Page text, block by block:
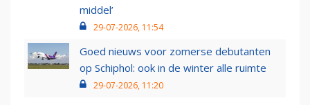
middel’
29-07-2026, 11:54
Goed nieuws voor zomerse debutanten
op Schiphol: ook in de winter alle ruimte
29-07-2026, 11:20